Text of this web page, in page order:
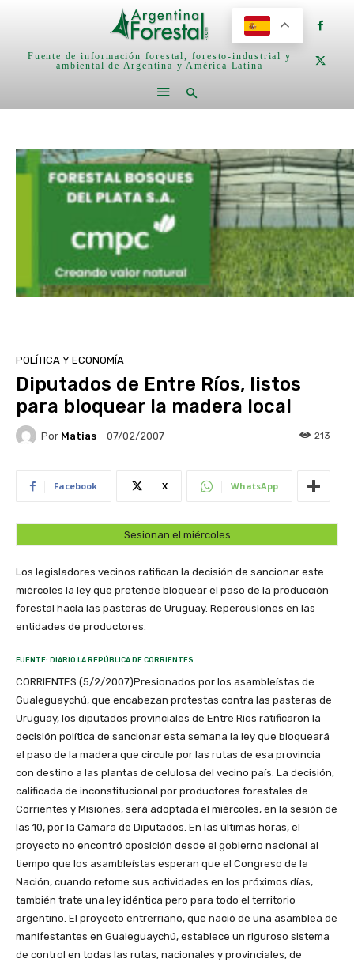
Fuente de información forestal, foresto-industrial y
ambiental de Argentina y América Latina
POLÍTICA Y ECONOMÍA
Diputados de Entre Ríos, listos
para bloquear la madera local
Por Matias 07/02/2007 213
Facebook X WhatsApp
Sesionan el miércoles
Los legisladores vecinos ratifican la decisión de sancionar este
miércoles la ley que pretende bloquear el paso de la producción
forestal hacia las pasteras de Uruguay. Repercusiones en las
entidades de productores.
FUENTE: DIARIO LA REPÚBLICA DE CORRIENTES
CORRIENTES (5/2/2007)Presionados por los asambleístas de
Gualeguaychú, que encabezan protestas contra las pasteras de
Uruguay, los diputados provinciales de Entre Ríos ratificaron la
decisión política de sancionar esta semana la ley que bloqueará
el paso de la madera que circule por las rutas de esa provincia
con destino a las plantas de celulosa del vecino país. La decisión,
calificada de inconstitucional por productores forestales de
Corrientes y Misiones, será adoptada el miércoles, en la sesión de
las 10, por la Cámara de Diputados. En las últimas horas, el
proyecto no encontró oposición desde el gobierno nacional al
tiempo que los asambleístas esperan que el Congreso de la
Nación, cuando retome sus actividades en los próximos días,
también trate una ley idéntica pero para todo el territorio
argentino. El proyecto entrerriano, que nació de una asamblea de
manifestantes en Gualeguaychú, establece un riguroso sistema
de control en todas las rutas, nacionales y provinciales, de